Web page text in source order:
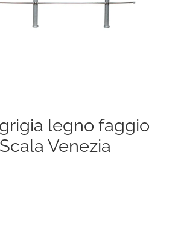
legno faggio
Venezia